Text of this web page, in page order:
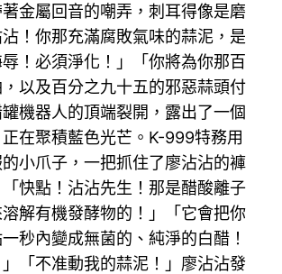
金屬回音的嘲弄，刺耳得像是磨
！你那充滿腐敗氣味的蒜泥，是
！必須淨化！」「你將為你那百
以及百分之九十五的邪惡蒜頭付
機器人的頂端裂開，露出了一個
在聚積藍色光芒。K-999特務用
小爪子，一把抓住了廖沾沾的褲
快點！沾沾先生！那是醋酸離子
解有機發酵物的！」「它會把你
秒內變成無菌的、純淨的白醋！
「不准動我的蒜泥！」廖沾沾發